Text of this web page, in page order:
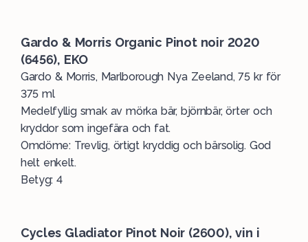
Gardo & Morris Organic Pinot noir 2020
(6456), EKO
Gardo & Morris, Marlborough Nya Zeeland, 75 kr för
375 ml
Medelfyllig smak av mörka bär, björnbär, örter och
kryddor som ingefära och fat.
Omdöme: Trevlig, örtigt kryddig och bärsolig. God
helt enkelt.
Betyg: 4
Cycles Gladiator Pinot Noir (2600), vin i